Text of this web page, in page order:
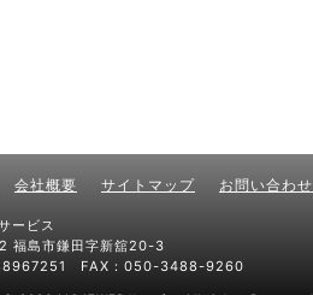
会社概要 サイトマップ お問い合わせ
ービス
福島市鎌田字新舘20-3
FAX：050-3488-9260